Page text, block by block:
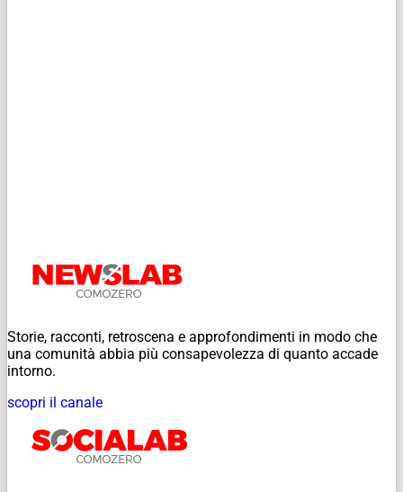
Storie, racconti, retroscena e approfondimenti in modo che
una comunità abbia più consapevolezza di quanto accade
intorno.
scopri il canale